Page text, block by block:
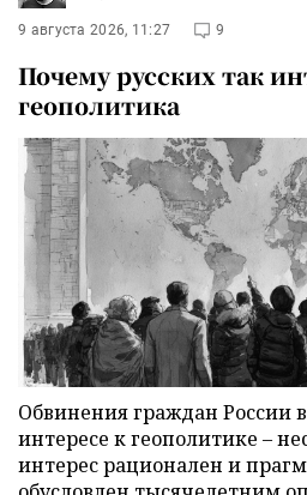
9 августа 2026, 11:27 9
Почему русских так
геополитика
Обвинения граждан России
интересе к геополитике –
интерес рационален и